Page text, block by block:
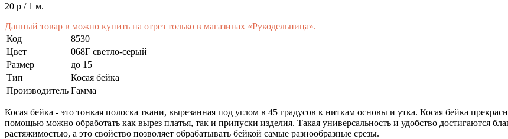
20 р / 1 м.
Данный товар в можно купить на отрез только в магазинах «Рукодельница».
Код
8530
Цвет
068Г светло-серый
Размер
до 15
Тип
Косая бейка
Производитель Гамма
Косая бейка - это тонкая полоска ткани, вырезанная под углом в 45 градусов к ниткам основы и утка. Косая бейка
помощью можно обработать как вырез платья, так и припуски изделия. Такая универсальность и удобство достигаются
растяжимостью, а это свойство позволяет обрабатывать бейкой самые разнообразные срезы.